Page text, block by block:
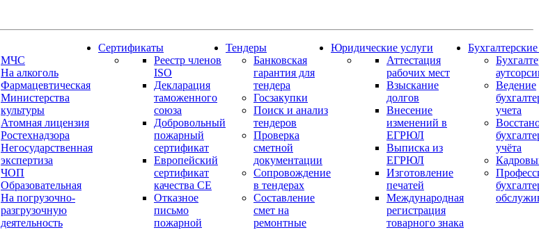
МЧС
На алкоголь
Фармацевтическая
Министерства
культуры
Атомная лицензия
Ростехнадзора
Негосударственная
экспертиза
ЧОП
Образовательная
На погрузочно-
разгрузочную
деятельность
Сертификаты
Реестр членов
ISO
Декларация
таможенного
союза
Добровольный
пожарный
сертификат
Европейский
сертификат
качества СЕ
Отказное
письмо
пожарной
Тендеры
Банковская
гарантия для
тендера
Госзакупки
Поиск и анализ
тендеров
Проверка
сметной
документации
Сопровождение
в тендерах
Составление
смет на
ремонтные
Юридические услуги
Аттестация
рабочих мест
Взыскание
долгов
Внесение
изменений в
ЕГРЮЛ
Выписка из
ЕГРЮЛ
Изготовление
печатей
Международная
регистрация
товарного знака
Ведение
учета
учёта